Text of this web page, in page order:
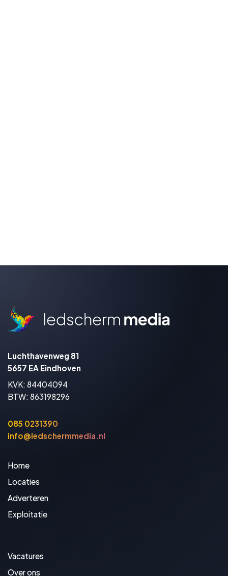
Luchthavenweg 81
5657 EA Eindhoven
KVK: 84404094
BTW: 863198296
085 0231390
info@ledschermmedia.nl
Home
Locaties
Adverteren
Exploitatie
Vacatures
Over ons